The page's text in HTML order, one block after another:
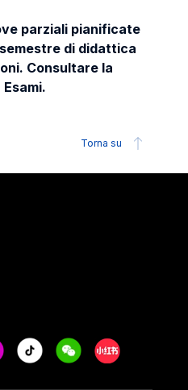
parziali pianificate
di didattica
Consultare la
Torna su
Tiktok WeechatXiaohongshu/